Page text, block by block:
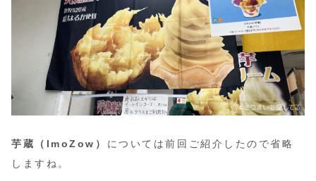
芋蔵（ImoZow） については前回ご紹介したので省略
しますね。